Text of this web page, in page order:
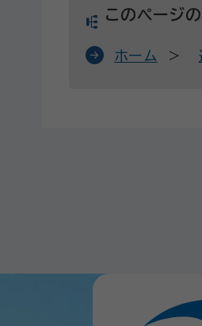
このページ
ホーム